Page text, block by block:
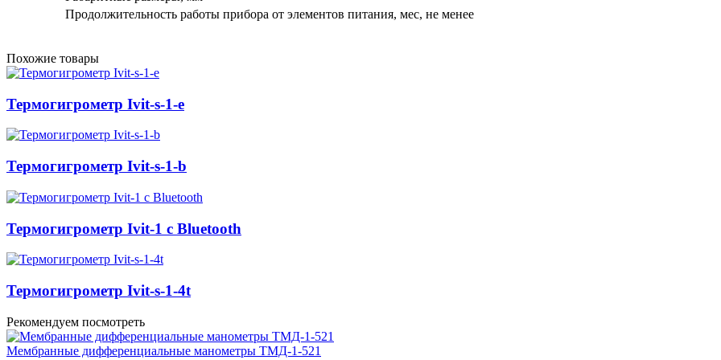
Продолжительность работы прибора от элементов питания, мес, не менее
Похожие товары
Термогигрометр Ivit-s-1-e
Термогигрометр Ivit-s-1-b
Термогигрометр Ivit-1 c Bluetooth
Термогигрометр Ivit-s-1-4t
Рекомендуем посмотреть
Мембранные дифференциальные манометры ТМД-1-521